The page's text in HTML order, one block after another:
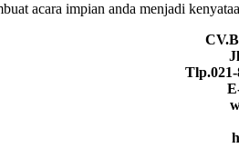
acara impian anda menjadi
Tlp.021-